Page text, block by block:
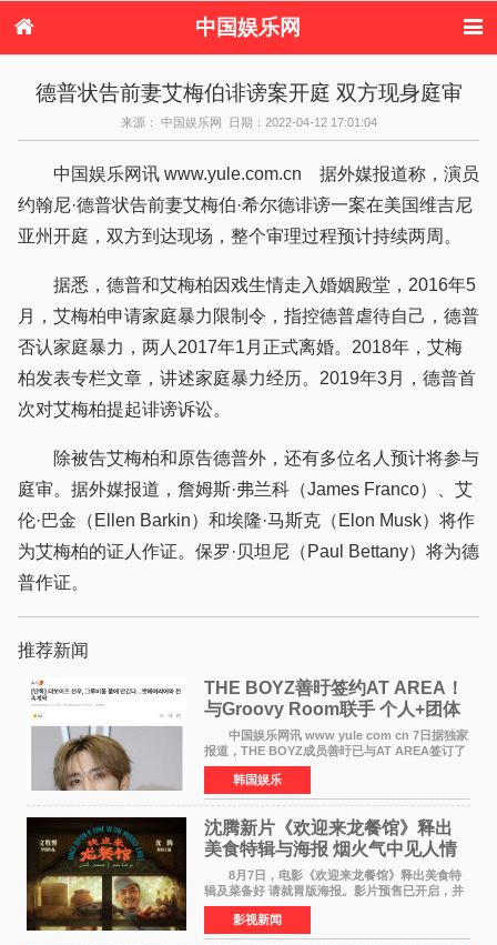
中国娱乐网
首页
港台娱乐
日本娱乐 韩国娱乐
欧美娱乐
音乐新闻 影视新闻
内地明星八卦
港台明星八卦
娱乐评论
德普状告前妻艾梅伯诽谤案开庭 双方现身庭审
来源： 中国娱乐网 日期：2022-04-12 17:01:04
中国娱乐网讯 www.yule.com.cn 据外媒报道称，演员
约翰尼·德普状告前妻艾梅伯·希尔德诽谤一案在美国维吉尼
亚州开庭，双方到达现场，整个审理过程预计持续两周。
据悉，德普和艾梅柏因戏生情走入婚姻殿堂，2016年5
月，艾梅柏申请家庭暴力限制令，指控德普虐待自己，德普
否认家庭暴力，两人2017年1月正式离婚。2018年，艾梅
柏发表专栏文章，讲述家庭暴力经历。2019年3月，德普首
次对艾梅柏提起诽谤诉讼。
除被告艾梅柏和原告德普外，还有多位名人预计将参与
庭审。据外媒报道，詹姆斯·弗兰科（James Franco）、艾
伦·巴金（Ellen Barkin）和埃隆·马斯克（Elon Musk）将作
为艾梅柏的证人作证。保罗·贝坦尼（Paul Bettany）将为德
普作证。
推荐新闻
THE BOYZ善旴签约AT AREA！
与Groovy Room联手 个人+团体
活动并行
中国娱乐网讯 www yule com cn 7日据独家
报道，THE BOYZ成员善旴已与AT AREA签订了
专属合约。AT AREA是由知名制作人组合
Groovy Room创立的hip-hop厂牌，旗下拥有多
位实力派音乐人，在韩
韩国娱乐
沈腾新片《欢迎来龙餐馆》释出
美食特辑与海报 烟火气中见人情
温暖
8月7日，电影《欢迎来龙餐馆》释出美食特
辑及菜备好 请就胃版海报。影片预售已开启，并
将于8月8日至10日14:00-21:00举行全国超前点
映。电影《欢迎来龙餐馆》作为战争美食喜剧大
片，讲述了中国
影视新闻